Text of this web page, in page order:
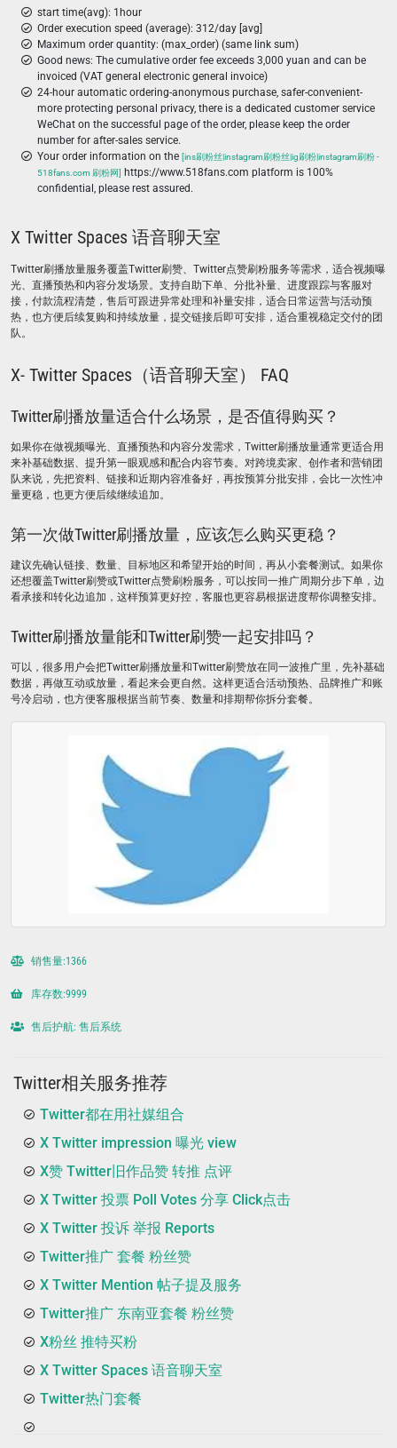
start time(avg): 1hour
Order execution speed (average): 312/day [avg]
Maximum order quantity: (max_order) (same link sum)
Good news: The cumulative order fee exceeds 3,000 yuan and can be
invoiced (VAT general electronic general invoice)
24-hour automatic ordering-anonymous purchase, safer-convenient-
more protecting personal privacy, there is a dedicated customer service
WeChat on the successful page of the order, please keep the order
number for after-sales service.
Your order information on the [ins刷粉丝|instagram刷粉丝|ig刷粉|instagram刷粉 -
518fans.com 刷粉网]
https://www.518fans.com platform is 100%
confidential, please rest assured.
X Twitter Spaces 语音聊天室
Twitter刷播放量服务覆盖Twitter刷赞、Twitter点赞刷粉服务等需求，适合视频曝
光、直播预热和内容分发场景。支持自助下单、分批补量、进度跟踪与客服对
接，付款流程清楚，售后可跟进异常处理和补量安排，适合日常运营与活动预
热，也方便后续复购和持续放量，提交链接后即可安排，适合重视稳定交付的团
队。
X- Twitter Spaces（语音聊天室） FAQ
Twitter刷播放量适合什么场景，是否值得购买？
如果你在做视频曝光、直播预热和内容分发需求，Twitter刷播放量通常更适合用
来补基础数据、提升第一眼观感和配合内容节奏。对跨境卖家、创作者和营销团
队来说，先把资料、链接和近期内容准备好，再按预算分批安排，会比一次性冲
量更稳，也更方便后续继续追加。
第一次做Twitter刷播放量，应该怎么购买更稳？
建议先确认链接、数量、目标地区和希望开始的时间，再从小套餐测试。如果你
还想覆盖Twitter刷赞或Twitter点赞刷粉服务，可以按同一推广周期分步下单，边
看承接和转化边追加，这样预算更好控，客服也更容易根据进度帮你调整安排。
Twitter刷播放量能和Twitter刷赞一起安排吗？
可以，很多用户会把Twitter刷播放量和Twitter刷赞放在同一波推广里，先补基础
数据，再做互动或放量，看起来会更自然。这样更适合活动预热、品牌推广和账
号冷启动，也方便客服根据当前节奏、数量和排期帮你拆分套餐。
销售量:1366
库存数:9999
售后护航: 售后系统
Twitter相关服务推荐
Twitter都在用社媒组合
X Twitter impression 曝光 view
X赞 Twitter旧作品赞 转推 点评
X Twitter 投票 Poll Votes 分享 Click点击
X Twitter 投诉 举报 Reports
Twitter推广 套餐 粉丝赞
X Twitter Mention 帖子提及服务
Twitter推广 东南亚套餐 粉丝赞
X粉丝 推特买粉
X Twitter Spaces 语音聊天室
Twitter热门套餐